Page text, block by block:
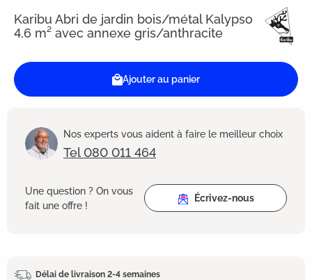
Karibu Abri de jardin bois/métal Kalypso
4,6 m² avec annexe gris/anthracite
Ajouter au panier
Nos experts vous aident à faire le meilleur choix
Tel 080 011 464
Une question ? On vous
fait une offre !
Écrivez-nous
Délai de livraison 2-4 semaines